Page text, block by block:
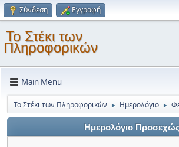
Σύνδεση Εγγραφή
Το Στέκι των
Πληροφορικών
Main Menu
Το Στέκι των Πληροφορικών ► Ημερολόγιο ►
Ημερολόγιο Προσεχώς